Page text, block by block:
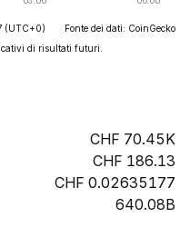
(UTC+0)
Fonte dei dati: CoinGecko
di risultati futuri.
70.45K
186.13
0.02635177
640.08B